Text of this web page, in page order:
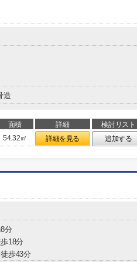
造
面積 詳細
検討リスト
54.32㎡ 詳細を見る 追加する
分
18分
歩43分